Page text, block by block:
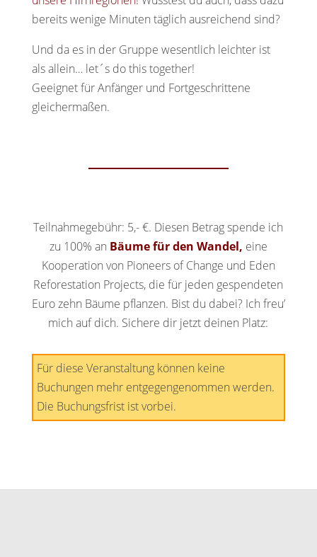
bereits wenige Minuten täglich ausreichend sind?
Und da es in der Gruppe wesentlich leichter ist
als allein… let´s do this together!
Geeignet für Anfänger und Fortgeschrittene
gleichermaßen.
Teilnahmegebühr: 5,- €. Diesen Betrag spende ich
zu 100% an Bäume für den Wandel, eine
Kooperation von Pioneers of Change und Eden
Reforestation Projects, die für jeden gespendeten
Euro zehn Bäume pflanzen. Bist du dabei? Ich freu’
mich auf dich. Sichere dir jetzt deinen Platz:
Für diese Veranstaltung können keine
Buchungen mehr entgegengenommen werden.
Die Buchungsfrist ist vorbei.